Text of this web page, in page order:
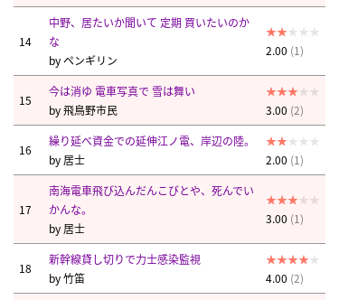
14
中野、居たいか聞いて 定期 買いたいのか
な
byペンギリン
2.00 (1)
15
今は消ゆ 電車写真で 雪は舞い
by飛鳥野市民 3.00 (2)
16
繰り延べ資金での延伸江ノ電、岸辺の陸。
by 居士 2.00 (1)
17
南海電車飛び込んだんこびとや、死んでい
かんな。
by 居士
3.00 (1)
18
新幹線貸し切りで力士感染監視
by竹笛 4.00 (2)